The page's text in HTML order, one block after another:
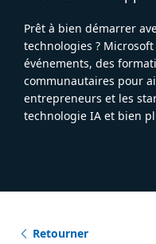
Prêt à bien démarrer
technologies ?
événements, des
communautaires pour
entrepreneurs et les
technologie IA et bien
Retourner